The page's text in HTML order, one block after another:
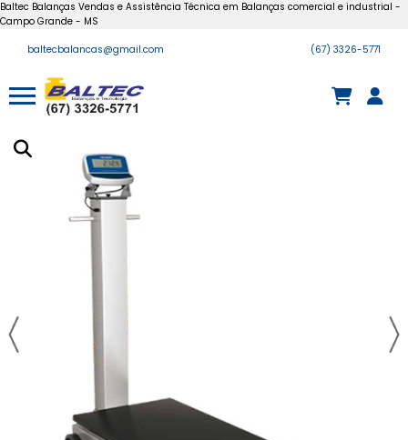
Baltec Balanças Vendas e Assistência Técnica em Balanças comercial e industrial -
Campo Grande - MS
baltecbalancas@gmail.com (67) 3326-5771